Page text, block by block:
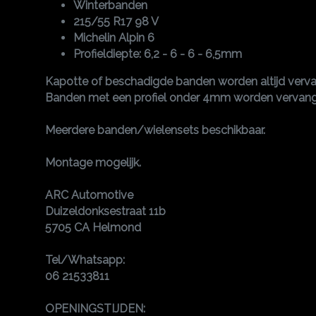
Winterbanden
215/55 R17 98 V
Michelin Alpin 6
Profieldiepte: 6,2 - 6 - 6 - 6,5mm
Kapotte of beschadigde banden worden altijd
Banden met een profiel onder 4mm worden
Meerdere banden/wielensets beschikbaar.
Montage mogelijk.
ARC Automotive
Duizeldonksestraat 11b
5705 CA Helmond
Tel/Whatsapp:
06 21533811
OPENINGSTIJDEN: